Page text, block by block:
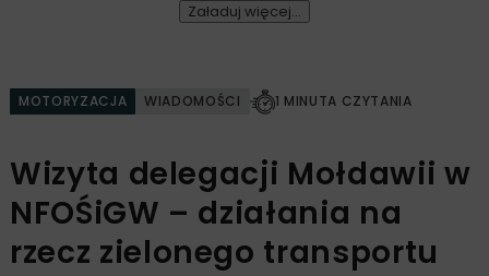
Załaduj więcej...
MOTORYZACJA WIADOMOŚCI 1 MINUTA CZYTANIA
Wizyta delegacji Mołdawii w
NFOŚiGW – działania na
rzecz zielonego transportu